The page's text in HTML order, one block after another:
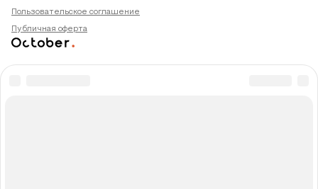
Пользовательское соглашение
Публичная оферта